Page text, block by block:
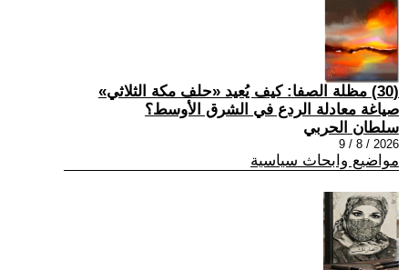
(30) مظلة الصفا: كيف يُعيد «حلف مكة الثلاثي»
صياغة معادلة الردع في الشرق الأوسط؟
سلطان الحربي
2026 / 8 / 9
مواضيع وابحاث سياسية